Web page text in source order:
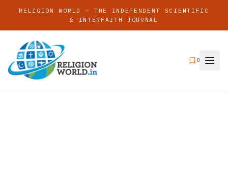
RELIGION WORLD — THE INDEPENDENT SCIENTIFIC
& INTERFAITH JOURNAL
0